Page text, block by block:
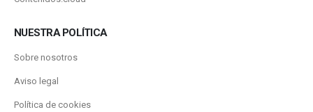
NUESTRA POLÍTICA
Sobre nosotros
Aviso legal
Política de cookies